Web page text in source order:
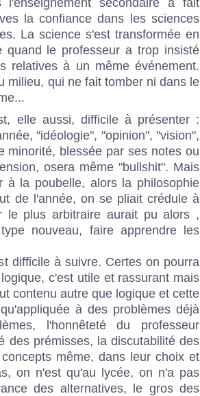
la confiance dans les sciences
La science s'est transformée en
quand le professeur a trop insisté
relatives à un même événement.
milieu, qui ne fait tomber ni dans le
elle aussi, difficile à présenter :
"idéologie", "opinion", "vision",
minorité, blessée par ses notes ou
osera même "bullshit". Mais
la poubelle, alors la philosophie
de l'année, on se pliait crédule à
le plus arbitraire aurait pu alors ,
nouveau, faire apprendre les
difficile à suivre. Certes on pourra
c'est utile et rassurant mais
contenu autre que logique et cette
à des problèmes déjà
l'honnêteté du professeur
des prémisses, la discutabilité des
même, dans leur choix et
on n'est qu'au lycée, on n'a pas
des alternatives, le gros des